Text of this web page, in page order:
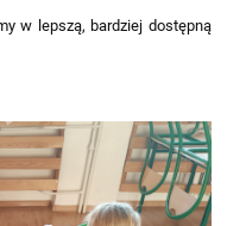
w lepszą, bardziej dostępną